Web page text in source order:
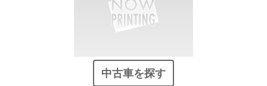
中古車を探す